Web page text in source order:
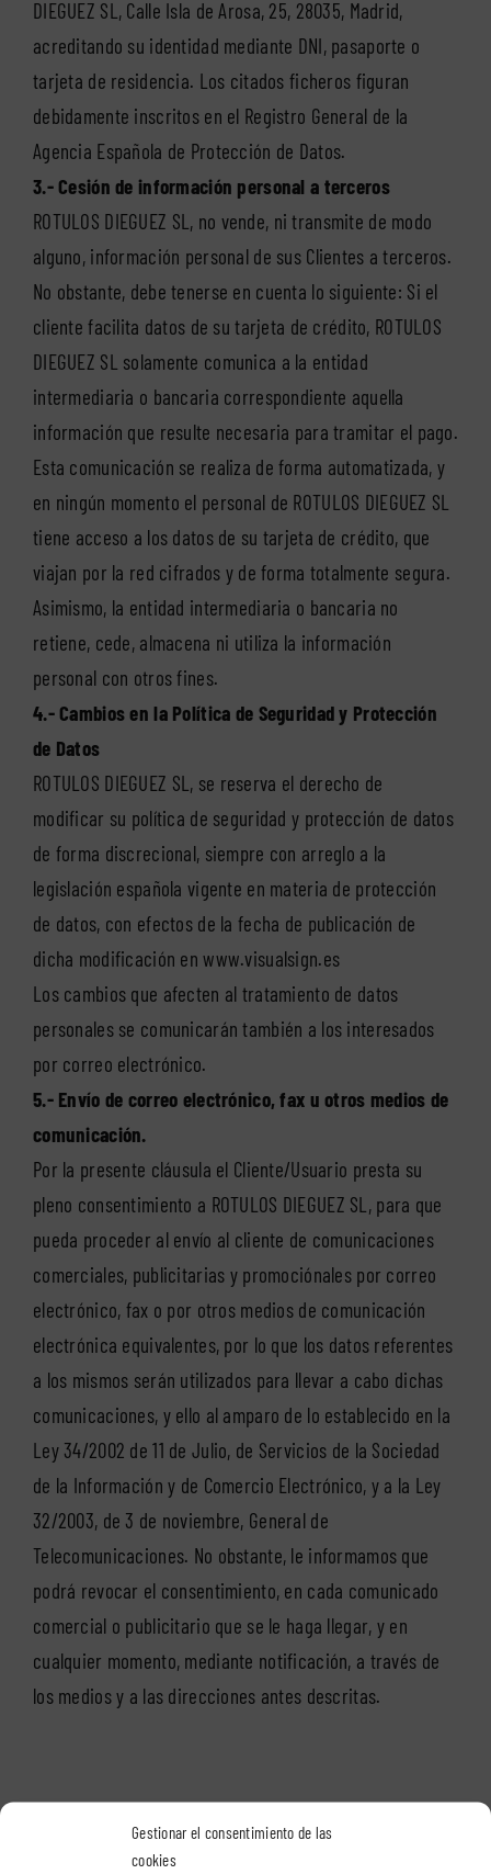
Gestionar el consentimiento de las
cookies
DIEGUEZ SL, Calle Isla de Arosa, 25, 28035, Madrid,
acreditando su identidad mediante DNI, pasaporte o
tarjeta de residencia. Los citados ficheros figuran
debidamente inscritos en el Registro General de la
Agencia Española de Protección de Datos.
3.- Cesión de información personal a terceros
ROTULOS DIEGUEZ SL, no vende, ni transmite de modo
alguno, información personal de sus Clientes a terceros.
No obstante, debe tenerse en cuenta lo siguiente: Si el
cliente facilita datos de su tarjeta de crédito, ROTULOS
DIEGUEZ SL solamente comunica a la entidad
intermediaria o bancaria correspondiente aquella
información que resulte necesaria para tramitar el pago.
Esta comunicación se realiza de forma automatizada, y
en ningún momento el personal de ROTULOS DIEGUEZ SL
tiene acceso a los datos de su tarjeta de crédito, que
viajan por la red cifrados y de forma totalmente segura.
Asimismo, la entidad intermediaria o bancaria no
retiene, cede, almacena ni utiliza la información
personal con otros fines.
4.- Cambios en la Política de Seguridad y Protección
de Datos
ROTULOS DIEGUEZ SL, se reserva el derecho de
modificar su política de seguridad y protección de datos
de forma discrecional, siempre con arreglo a la
legislación española vigente en materia de protección
de datos, con efectos de la fecha de publicación de
dicha modificación en www.visualsign.es
Los cambios que afecten al tratamiento de datos
personales se comunicarán también a los interesados
por correo electrónico.
5.- Envío de correo electrónico, fax u otros medios de
comunicación.
Por la presente cláusula el Cliente/Usuario presta su
pleno consentimiento a ROTULOS DIEGUEZ SL, para que
pueda proceder al envío al cliente de comunicaciones
comerciales, publicitarias y promociónales por correo
electrónico, fax o por otros medios de comunicación
electrónica equivalentes, por lo que los datos referentes
a los mismos serán utilizados para llevar a cabo dichas
comunicaciones, y ello al amparo de lo establecido en la
Ley 34/2002 de 11 de Julio, de Servicios de la Sociedad
de la Información y de Comercio Electrónico, y a la Ley
32/2003, de 3 de noviembre, General de
Telecomunicaciones. No obstante, le informamos que
podrá revocar el consentimiento, en cada comunicado
comercial o publicitario que se le haga llegar, y en
cualquier momento, mediante notificación, a través de
los medios y a las direcciones antes descritas.